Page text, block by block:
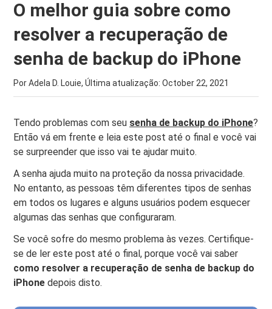
O melhor guia sobre como
resolver a recuperação de
senha de backup do iPhone
Por Adela D. Louie, Última atualização:October 22, 2021
Tendo problemas com seu senha de backup do iPhone?
Então vá em frente e leia este post até o final e você vai
se surpreender que isso vai te ajudar muito.
A senha ajuda muito na proteção da nossa privacidade.
No entanto, as pessoas têm diferentes tipos de senhas
em todos os lugares e alguns usuários podem esquecer
algumas das senhas que configuraram.
Se você sofre do mesmo problema às vezes. Certifique-
se de ler este post até o final, porque você vai saber
como resolver a recuperação de senha de backup do
iPhone depois disto.